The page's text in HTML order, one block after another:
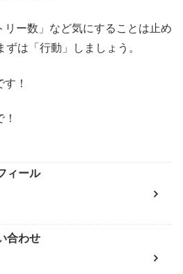
リー数」など気にすることは止め
は「行動」しましょう。
！
ィール
合わせ